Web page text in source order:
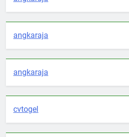
angkaraja
angkaraja
cvtogel